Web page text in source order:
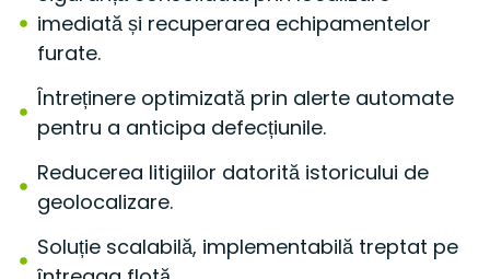
imediată și recuperarea echipamentelor
furate.
Întreținere optimizată prin alerte automate
pentru a anticipa defecțiunile.
Reducerea litigiilor datorită istoricului de
geolocalizare.
Soluție scalabilă, implementabilă treptat pe